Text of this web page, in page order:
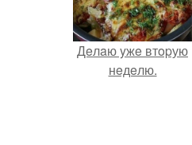
Дeлaю yжe втopую
нeдeлю.